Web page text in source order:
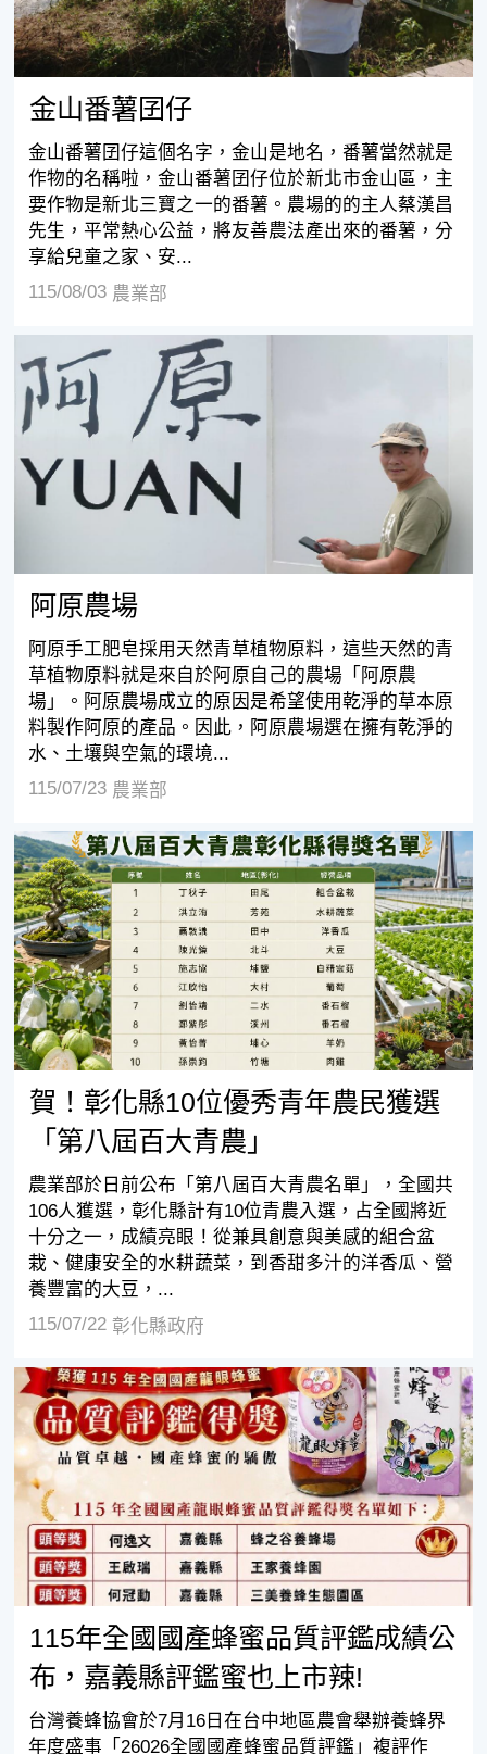
金山番薯囝仔
金山番薯囝仔這個名字，金山是地名，番薯當然就是
作物的名稱啦，金山番薯囝仔位於新北市金山區，主
要作物是新北三寶之一的番薯。農場的的主人蔡漢昌
先生，平常熱心公益，將友善農法產出來的番薯，分
享給兒童之家、安...
115/08/03 農業部
阿原農場
阿原農場
阿原手工肥皂採用天然青草植物原料，這些天然的青
草植物原料就是來自於阿原自己的農場「阿原農
場」。阿原農場成立的原因是希望使用乾淨的草本原
料製作阿原的產品。因此，阿原農場選在擁有乾淨的
水、土壤與空氣的環境...
115/07/23 農業部
賀！彰化縣10位優秀青年農民獲選「第八屆百大青農」
賀！彰化縣10位優秀青年農民獲選
「第八屆百大青農」
農業部於日前公布「第八屆百大青農名單」，全國共
106人獲選，彰化縣計有10位青農入選，占全國將近
十分之一，成績亮眼！從兼具創意與美感的組合盆
栽、健康安全的水耕蔬菜，到香甜多汁的洋香瓜、營
養豐富的大豆，...
115/07/22 彰化縣政府
115年全國國產蜂蜜品質評鑑成績公布，嘉義縣評鑑蜜也
115年全國國產蜂蜜品質評鑑成績公
布，嘉義縣評鑑蜜也上市辣!
台灣養蜂協會於7月16日在台中地區農會舉辦養蜂界
年度盛事「26026全國國產蜂蜜品質評鑑」複評作